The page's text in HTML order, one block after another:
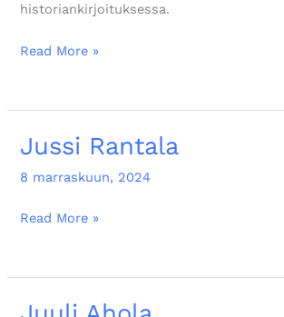
historiankirjoituksessa.
Read More »
Jussi Rantala
8 marraskuun, 2024
Jussi
Read More »
Juuli